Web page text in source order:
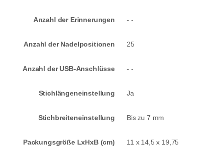
Anzahl der Erinnerungen - -
Anzahl der Nadelpositionen 25
Anzahl der USB-Anschlüsse - -
Stichlängeneinstellung Ja
Stichbreiteneinstellung Bis zu 7 mm
Packungsgröße LxHxB (cm) 11 x 14,5 x 19,75